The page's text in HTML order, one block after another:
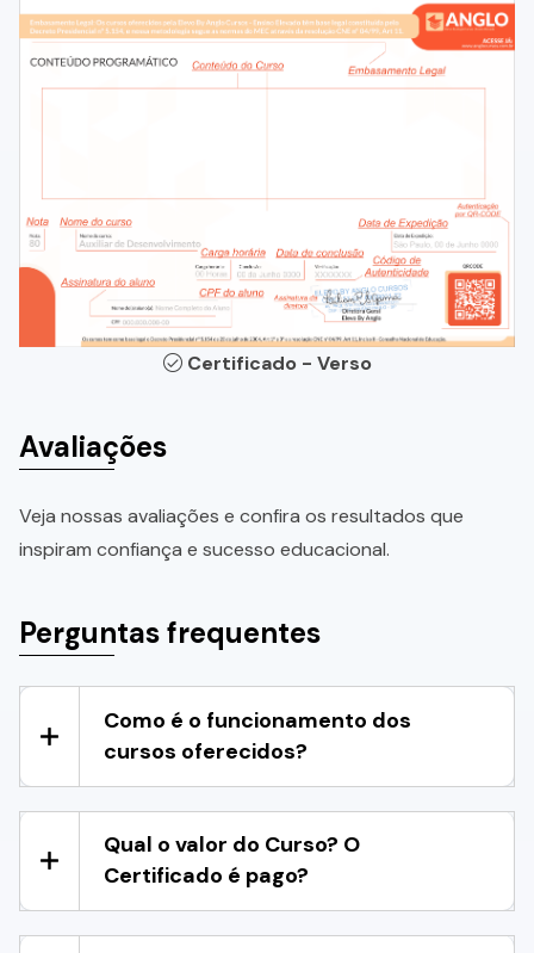
Certificado - Verso
Avaliações
Veja nossas avaliações e confira os resultados que
inspiram confiança e sucesso educacional.
Perguntas frequentes
Como é o funcionamento dos
cursos oferecidos?
Qual o valor do Curso? O
Certificado é pago?